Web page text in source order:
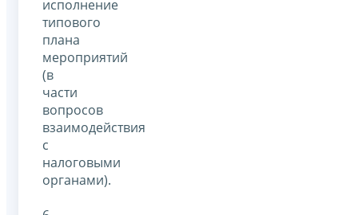
исполнение
типового
плана
мероприятий
(в
части
вопросов
взаимодействия
с
налоговыми
органами).